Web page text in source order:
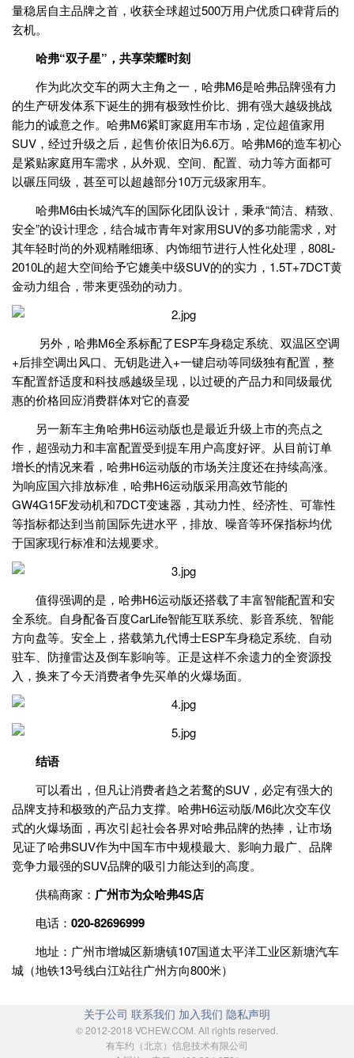
量稳居自主品牌之首，收获全球超过500万用户优质口碑背后的
玄机。
哈弗“双子星”，共享荣耀时刻
作为此次交车的两大主角之一，哈弗M6是哈弗品牌强有力
的生产研发体系下诞生的拥有极致性价比、拥有强大越级挑战
能力的诚意之作。哈弗M6紧盯家庭用车市场，定位超值家用
SUV，经过升级之后，起售价依旧为6.6万。哈弗M6的造车初心
是紧贴家庭用车需求，从外观、空间、配置、动力等方面都可
以碾压同级，甚至可以超越部分10万元级家用车。
哈弗M6由长城汽车的国际化团队设计，秉承“简洁、精致、
安全”的设计理念，结合城市青年对家用SUV的多功能需求，对
其年轻时尚的外观精雕细琢、内饰细节进行人性化处理，808L-
2010L的超大空间给予它媲美中级SUV的的实力，1.5T+7DCT黄
金动力组合，带来更强劲的动力。
另外，哈弗M6全系标配了ESP车身稳定系统、双温区空调
+后排空调出风口、无钥匙进入+一键启动等同级独有配置，整
车配置舒适度和科技感越级呈现，以过硬的产品力和同级最优
惠的价格回应消费群体对它的喜爱
另一新车主角哈弗H6运动版也是最近升级上市的亮点之
作，超强动力和丰富配置受到提车用户高度好评。从目前订单
增长的情况来看，哈弗H6运动版的市场关注度还在持续高涨。
为响应国六排放标准，哈弗H6运动版采用高效节能的
GW4G15F发动机和7DCT变速器，其动力性、经济性、可靠性
等指标都达到当前国际先进水平，排放、噪音等环保指标均优
于国家现行标准和法规要求。
值得强调的是，哈弗H6运动版还搭载了丰富智能配置和安
全系统。自身配备百度CarLife智能互联系统、影音系统、智能
方向盘等。安全上，搭载第九代博士ESP车身稳定系统、自动
驻车、防撞雷达及倒车影响等。正是这样不余遗力的全资源投
入，换来了今天消费者争先买单的火爆场面。
结语
可以看出，但凡让消费者趋之若鹜的SUV，必定有强大的
品牌支持和极致的产品力支撑。哈弗H6运动版/M6此次交车仪
式的火爆场面，再次引起社会各界对哈弗品牌的热捧，让市场
见证了哈弗SUV作为中国车市中规模最大、影响力最广、品牌
竞争力最强的SUV品牌的吸引力能达到的高度。
供稿商家： 广州市为众哈弗4S店
电话： 020-82696999
地址：广州市增城区新塘镇107国道太平洋工业区新塘汽车
城（地铁13号线白江站往广州方向800米）
关于公司 联系我们 加入我们 隐私声明
© 2012-2018 VCHEW.COM. All rights reserved.
有车约（北京）信息技术有限公司